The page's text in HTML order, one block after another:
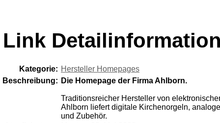
Link
Kategorie: Hersteller Homepages
Beschreibung: Die Homepage der Firma Ahlborn.
Traditionsreicher Hersteller von
Ahlborn liefert digitale Kirchenorgeln,
und Zubehör.